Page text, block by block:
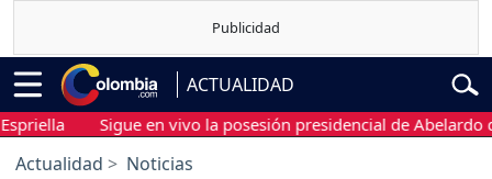
ACTUALIDAD
Sigue en vivo la posesión presidencial de Abelardo de la
Actualidad Noticias